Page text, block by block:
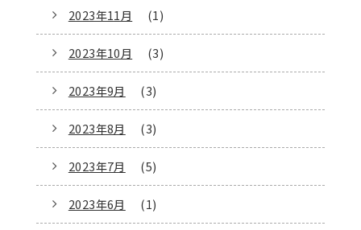
2023年11月 (1)
2023年10月 (3)
2023年9月 (3)
2023年8月 (3)
2023年7月 (5)
2023年6月 (1)